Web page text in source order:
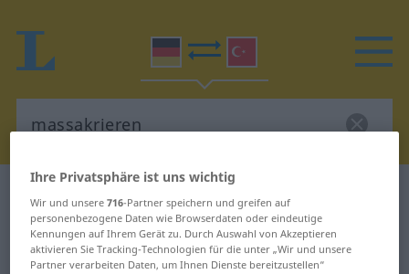
Deutsch-Türkisch Übersetzung für
"massakrieren"
Ihre Privatsphäre ist uns wichtig
Wir und unsere716-Partner speichern und greifen auf
personenbezogene Daten wie Browserdaten oder eindeutige
Kennungen auf Ihrem Gerät zu. Durch Auswahl von Akzeptieren
aktivieren Sie Tracking-Technologien für die unter „Wir und unsere
Partner verarbeiten Daten, um Ihnen Dienste bereitzustellen“